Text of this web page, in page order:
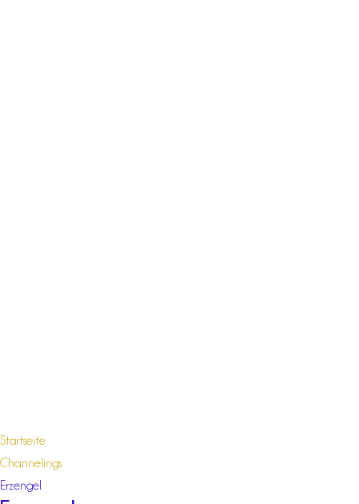
Startseite
Channelings
Erzengel